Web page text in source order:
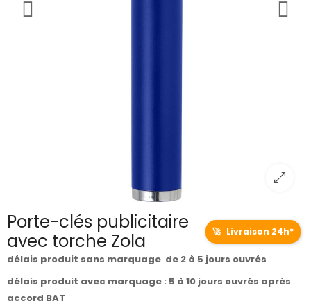
Porte-clés publicitaire
avec torche Zola
🚀 Livraison 24h*
délais produit sans marquage de 2 à 5 jours ouvrés
délais produit avec marquage : 5 à 10 jours ouvrés après
accord BAT